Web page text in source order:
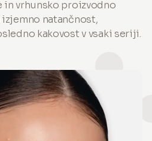
vrhunsko proizvodno
natančnost,
kakovost v vsaki seriji.